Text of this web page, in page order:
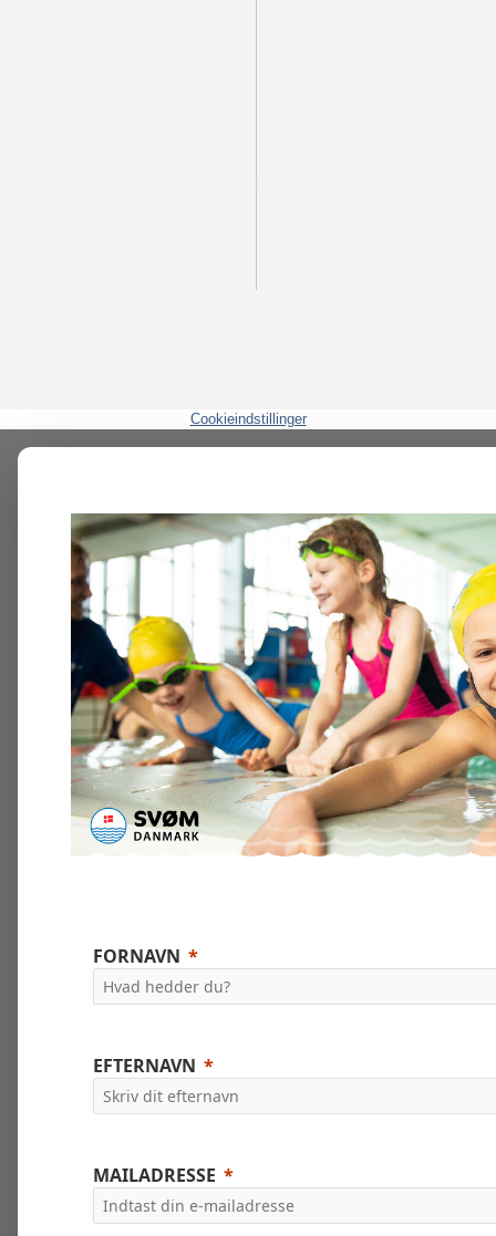
Cookieindstillinger
FORNAVN
EFTERNAVN
MAILADRESSE